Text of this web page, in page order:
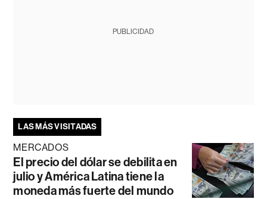
PUBLICIDAD
LAS MÁS VISITADAS
MERCADOS
El precio del dólar se debilita en
julio y América Latina tiene la
moneda más fuerte del mundo